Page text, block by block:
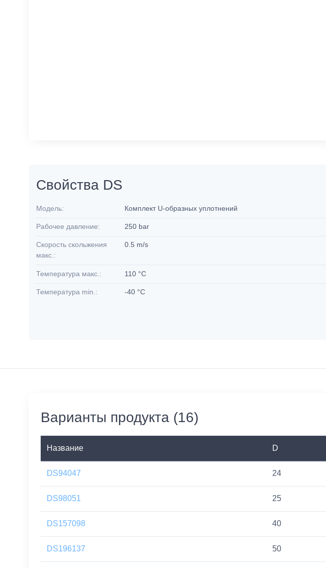
Свойства DS
Модель: Комплект U-образных уплотнений
Рабочее давление: 250 bar
Скорость скольжения
макс.:
0.5 m/s
Температура макс.: 110 °C
Температура min.: -40 °C
Варианты продукта (16)
Название D
DS94047 24
DS98051 25
DS157098 40
DS196137 50